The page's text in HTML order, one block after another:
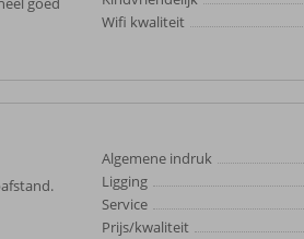
Wifi kwaliteit
Algemene indruk
Ligging
Service
Prijs/kwaliteit